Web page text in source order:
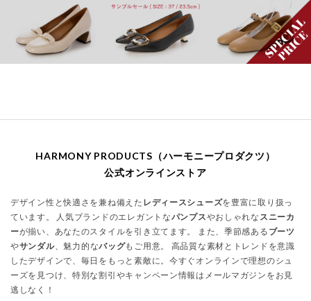
HARMONY PRODUCTS（ハーモニープロダクツ）
公式オンラインストア
デザイン性と快適さを兼ね備えた レディースシューズを豊富に取り扱っ
ています。 人気ブランドのエレガントなパンプスやおしゃれな スニーカ
ーが揃い、あなたのスタイルを引き立てます。 また、季節感ある ブーツ
やサンダル、魅力的なバッグもご用意。 高品質な素材とトレンドを意識
したデザインで、毎日をもっと素敵に。今すぐオンラインで理想のシュ
ーズを見つけ、特別な割引やキャンペーン情報はメールマガジンをお見
逃しなく！